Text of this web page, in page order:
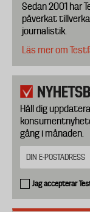
Sedan 2001 har
påverkat
journalistik.
Läs mer om
Håll dig
gång i månaden.
Jag accepterar